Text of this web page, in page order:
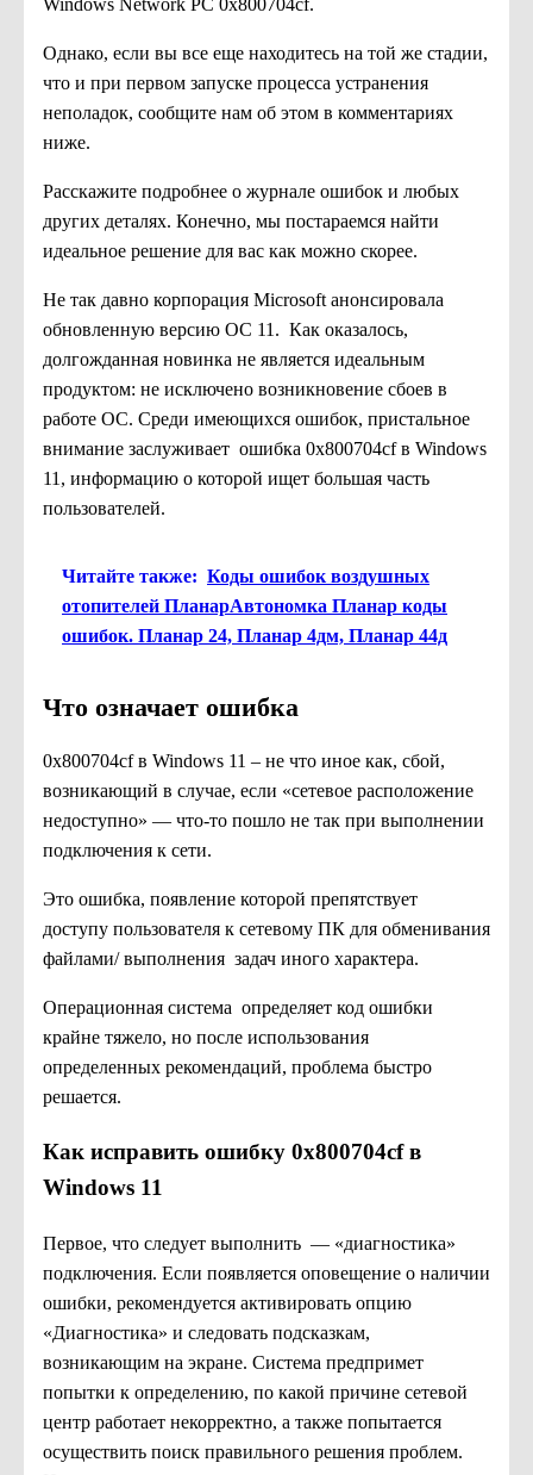
Однако, если вы все еще находитесь на той же стадии,
что и при первом запуске процесса устранения
неполадок, сообщите нам об этом в комментариях
ниже.
Расскажите подробнее о журнале ошибок и любых
других деталях. Конечно, мы постараемся найти
идеальное решение для вас как можно скорее.
Не так давно корпорация Microsoft анонсировала
обновленную версию ОС 11. Как оказалось,
долгожданная новинка не является идеальным
продуктом: не исключено возникновение сбоев в
работе ОС. Среди имеющихся ошибок, пристальное
внимание заслуживает ошибка 0x800704cf в Windows
11, информацию о которой ищет большая часть
пользователей.
Читайте также: Коды ошибок воздушных
отопителей ПланарАвтономка Планар коды
ошибок. Планар 24, Планар 4дм, Планар 44д
Что означает ошибка
0x800704cf в Windows 11 – не что иное как, сбой,
возникающий в случае, если «сетевое расположение
недоступно» — что-то пошло не так при выполнении
подключения к сети.
Это ошибка, появление которой препятствует
доступу пользователя к сетевому ПК для обменивания
файлами/ выполнения задач иного характера.
Операционная система определяет код ошибки
крайне тяжело, но после использования
определенных рекомендаций, проблема быстро
решается.
Как исправить ошибку 0x800704cf в
Windows 11
Первое, что следует выполнить — «диагностика»
подключения. Если появляется оповещение о наличии
ошибки, рекомендуется активировать опцию
«Диагностика» и следовать подсказкам,
возникающим на экране. Система предпримет
попытки к определению, по какой причине сетевой
центр работает некорректно, а также попытается
осуществить поиск правильного решения проблем.